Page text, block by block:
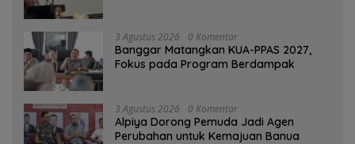
3 Agustus 2026 0 Komentar
‎Banggar Matangkan KUA-PPAS 2027,
Fokus pada Program Berdampak
3 Agustus 2026 0 Komentar
‎Alpiya Dorong Pemuda Jadi Agen
Perubahan untuk Kemajuan Banua ‎